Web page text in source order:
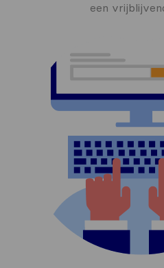
een